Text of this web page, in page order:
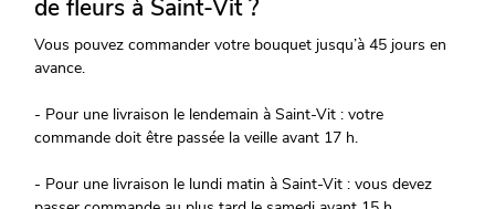
de fleurs à Saint-Vit ?
Vous pouvez commander votre bouquet jusqu’à 45 jours en
avance.
- Pour une livraison le lendemain à Saint-Vit : votre
commande doit être passée la veille avant 17 h.
- Pour une livraison le lundi matin à Saint-Vit : vous devez